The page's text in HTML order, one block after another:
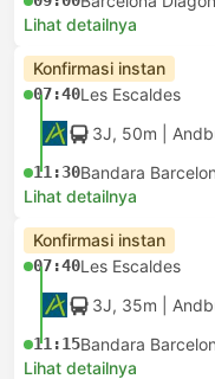
Lihat detailnya
Konfirmasi instan
07:40Les Escaldes
3J, 50m |
11:30Bandara
Lihat detailnya
Konfirmasi instan
07:40Les Escaldes
3J, 35m |
11:15Bandara
Lihat detailnya